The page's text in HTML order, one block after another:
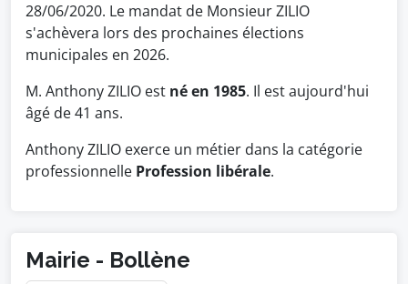
28/06/2020. Le mandat de Monsieur ZILIO
s'achèvera lors des prochaines élections
municipales en 2026.
M. Anthony ZILIO est né en 1985. Il est aujourd'hui
âgé de 41 ans.
Anthony ZILIO exerce un métier dans la catégorie
professionnelle Profession libérale.
Mairie - Bollène